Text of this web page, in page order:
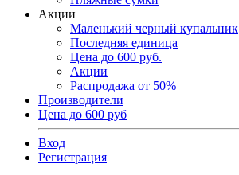
Акции
Маленький черный купальник
Последняя единица
Цена до 600 руб.
Акции
Распродажа от 50%
Производители
Цена до 600 руб
Вход
Регистрация